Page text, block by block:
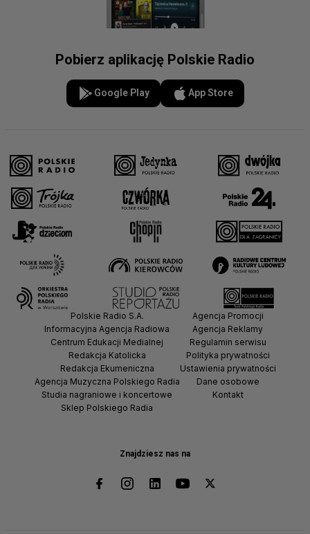
Pobierz aplikację Polskie Radio
Google Play App Store
Znajdziesz nas na
Polskie Radio S.A.
Informacyjna Agencja Radiowa
Centrum Edukacji Medialnej
Redakcja Katolicka
Redakcja Ekumeniczna
Agencja Muzyczna Polskiego Radia
Studia nagraniowe i koncertowe
Sklep Polskiego Radia
Agencja Promocji
Agencja Reklamy
Regulamin serwisu
Polityka prywatności
Ustawienia prywatności
Dane osobowe
Kontakt